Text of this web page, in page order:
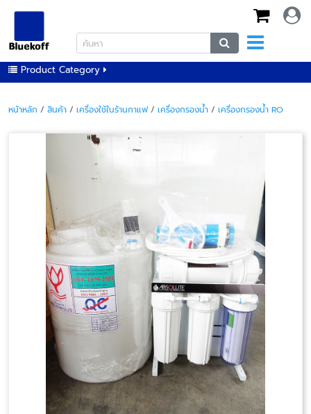
Product Category
หน้าหลัก / สินค้า / เครื่องใช้ในร้านกาแฟ/ เครื่องกรองน้ำ / เครื่องกรองน้ำ RO